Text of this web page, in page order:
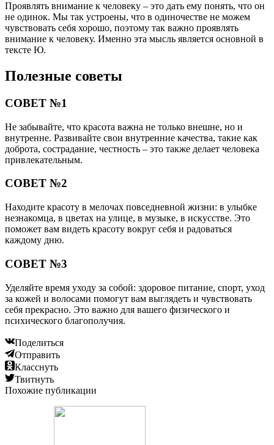
Проявлять внимание к человеку – это дать ему понять, что он
не одинок. Мы так устроены, что в одиночестве не можем
чувствовать себя хорошо, поэтому так важно проявлять
внимание к человеку. Именно эта мысль является основной в
тексте Ю.
Полезные советы
СОВЕТ №1
Не забывайте, что красота важна не только внешне, но и
внутренне. Развивайте свои внутренние качества, такие как
доброта, сострадание, честность – это также делает человека
привлекательным.
СОВЕТ №2
Находите красоту в мелочах повседневной жизни: в улыбке
незнакомца, в цветах на улице, в музыке, в искусстве. Это
поможет вам видеть красоту вокруг себя и радоваться
каждому дню.
СОВЕТ №3
Уделяйте время уходу за собой: здоровое питание, спорт, уход
за кожей и волосами помогут вам выглядеть и чувствовать
себя прекрасно. Это важно для вашего физического и
психического благополучия.
Поделиться
Отправить
Класснуть
Твитнуть
Похожие публикации